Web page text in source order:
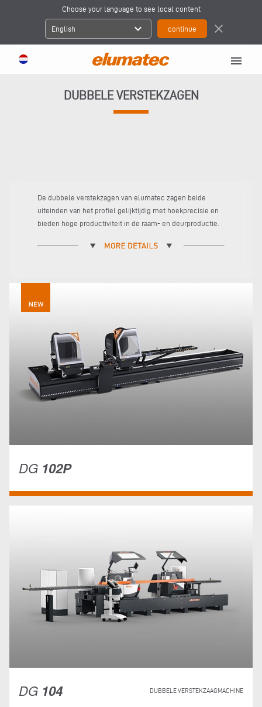
Choose your language to see local content
English expand_more close
menu
DUBBELE VERSTEKZAGEN
De dubbele verstekzagen van elumatec zagen beide
uiteinden van het profiel gelijktijdig met hoekprecisie en
bieden hoge productiviteit in de raam- en deurproductie.
DG 102P
DG 104 DUBBELE VERSTEKZAAGMACHINE